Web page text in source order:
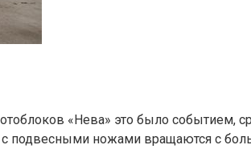
«Нева» это было
с подвесными ножами вращаются с